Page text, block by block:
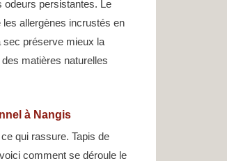
odeurs persistantes. Le
allergènes incrustés en
sec préserve mieux la
matières naturelles
à Nangis
qui rassure. Tapis de
comment se déroule le